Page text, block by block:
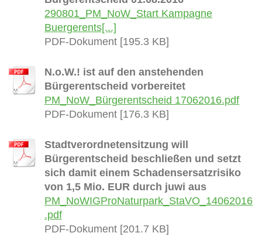
290801_PM_NoW_Start Kampagne
Buergerents[...]
PDF-Dokument [195.3 KB]
N.o.W.! ist auf den anstehenden
Bürgerentscheid vorbereitet
PM_NoW_Bürgerentscheid 17062016.pdf
PDF-Dokument [176.3 KB]
Stadtverordnetensitzung will
Bürgerentscheid beschließen und setzt
sich damit einem Schadensersatzrisiko
von 1,5 Mio. EUR durch juwi aus
PM_NoWIGProNaturpark_StaVO_14062016
.pdf
PDF-Dokument [201.7 KB]